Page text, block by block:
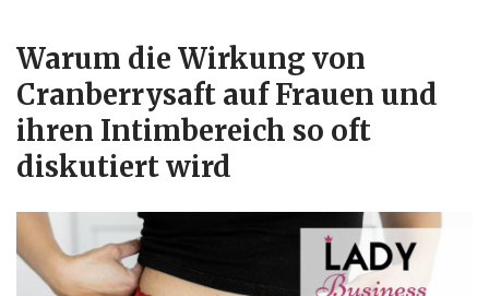
Warum die Wirkung von
Cranberrysaft auf Frauen und
ihren Intimbereich so oft
diskutiert wird